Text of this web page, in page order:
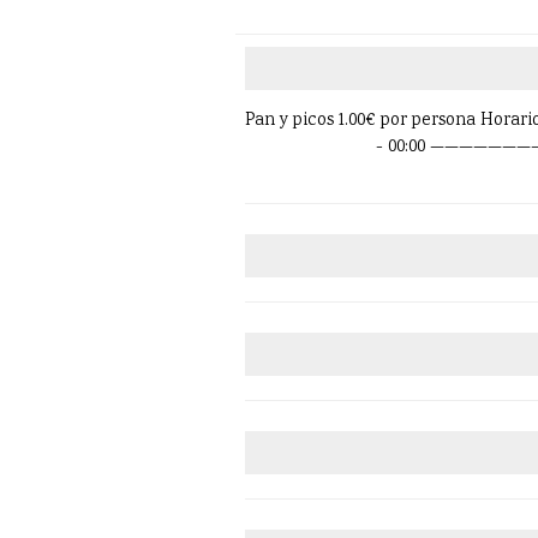
Pan y picos 1.00€ por persona
- 00:00